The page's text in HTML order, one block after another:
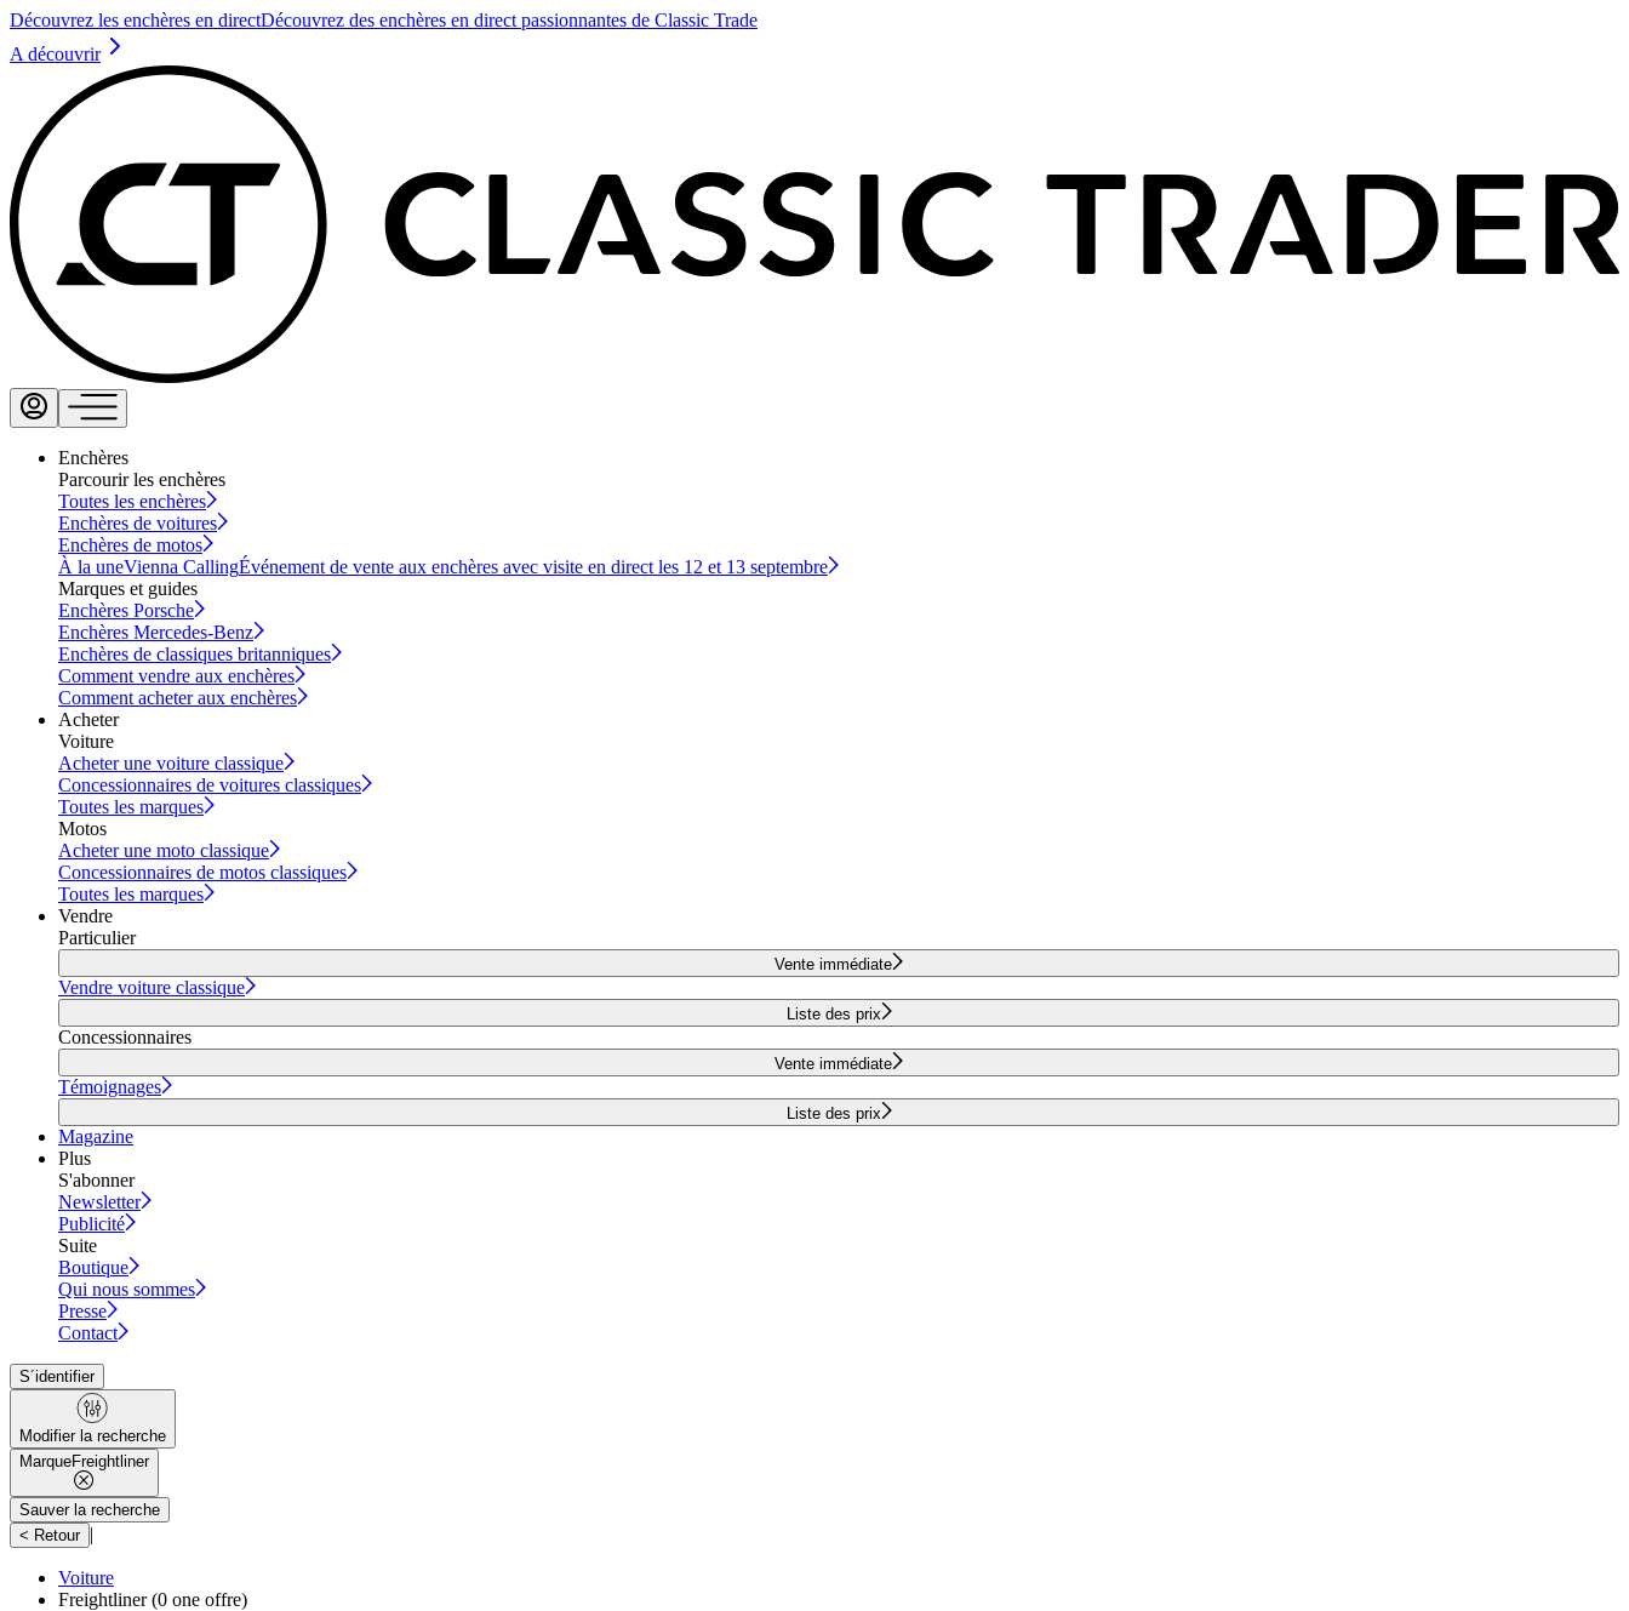
Découvrez les enchères en directDécouvrez des enchères en direct passionnantes de Classic Trade
A découvrir
Enchères
Parcourir les enchères
Toutes les enchères
Enchères de voitures
Enchères de motos
À la uneVienna CallingÉvénement de vente aux enchères avec visite en direct les 12 et 13 septembre
Marques et guides
Enchères Porsche
Enchères Mercedes-Benz
Enchères de classiques britanniques
Comment vendre aux enchères
Comment acheter aux enchères
Acheter
Voiture
Acheter une voiture classique
Concessionnaires de voitures classiques
Toutes les marques
Motos
Acheter une moto classique
Concessionnaires de motos classiques
Toutes les marques
Vendre
Particulier
Vente immédiate
Vendre voiture classique
Liste des prix
Concessionnaires
Vente immédiate
Témoignages
Liste des prix
Magazine
Plus
S'abonner
Newsletter
Publicité
Suite
Boutique
Qui nous sommes
Presse
Contact
S´identifier
Modifier la recherche
MarqueFreightliner
Sauver la recherche
< Retour |
Voiture
Freightliner(0 one offre)